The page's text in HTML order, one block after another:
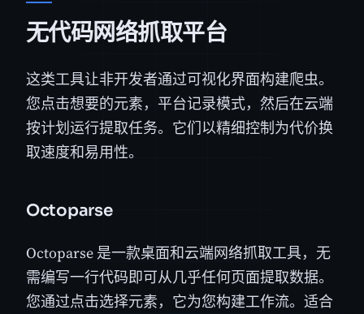
无代码网络抓取平台
这类工具让非开发者通过可视化界面构建爬虫。
您点击想要的元素，平台记录模式，然后在云端
按计划运行提取任务。它们以精细控制为代价换
取速度和易用性。
Octoparse
Octoparse 是一款桌面和云端网络抓取工具，无
需编写一行代码即可从几乎任何页面提取数据。
您通过点击选择元素，它为您构建工作流。适合